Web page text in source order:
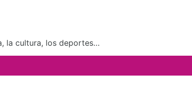
la cultura, los deportes…